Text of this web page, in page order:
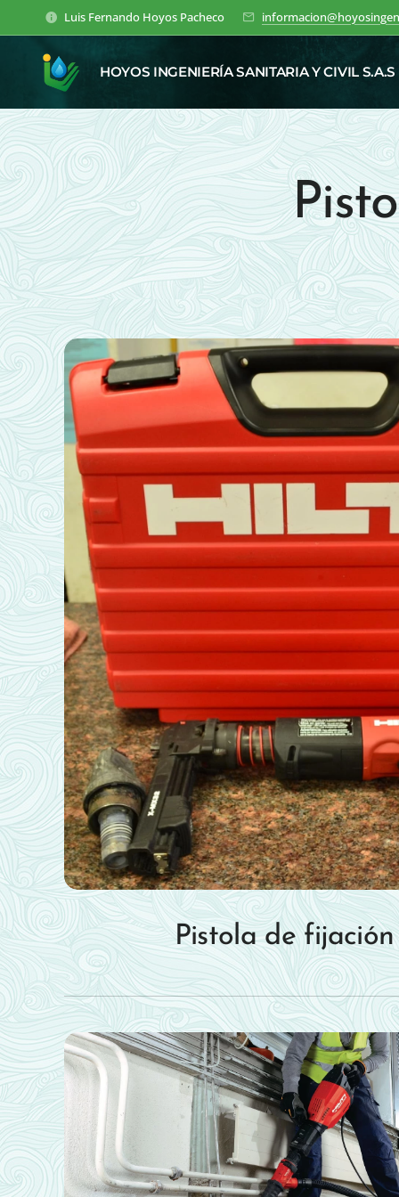
Luis Fernando Hoyos Pacheco
HOYOS INGENIERÍA SANITARIA Y CIVIL S.A.S
Pistola de fijación